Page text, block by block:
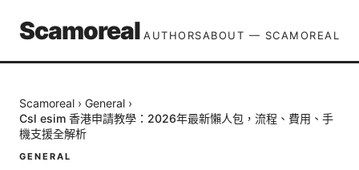
Scamoreal AUTHORSABOUT — SCAMOREAL
Scamoreal › General ›
Csl esim 香港申請教學：2026年最新懶人包，流程、費用、手
機支援全解析
GENERAL